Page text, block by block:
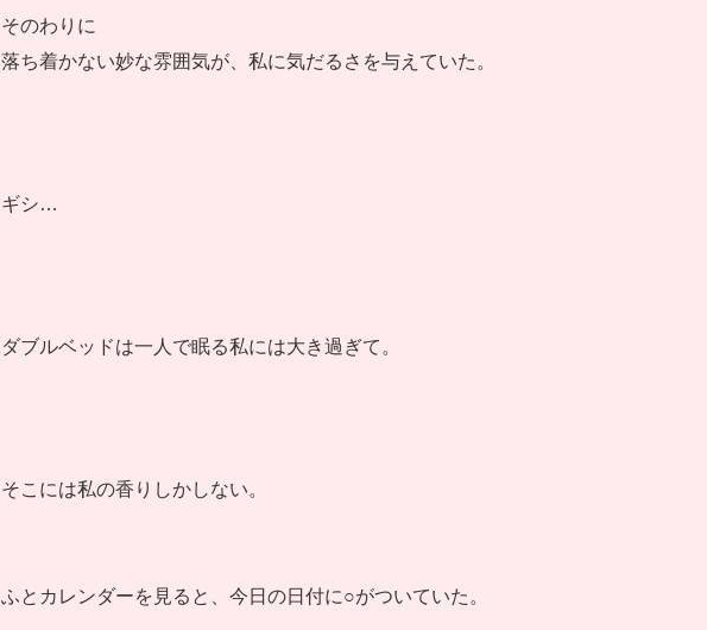
そのわりに
落ち着かない妙な雰囲気が、私に気だるさを与えていた。
ギシ…
ダブルベッドは一人で眠る私には大き過ぎて。
そこには私の香りしかしない。
ふとカレンダーを見ると、今日の日付に○がついていた。